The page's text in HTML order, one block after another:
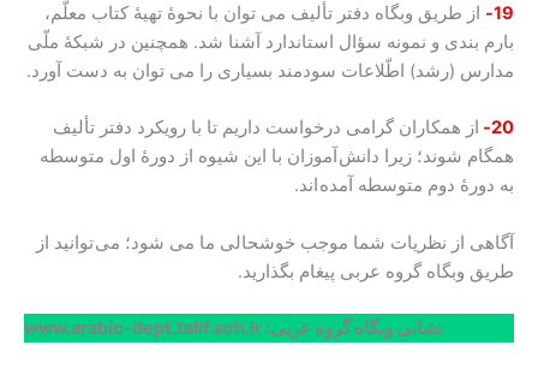
19-
از طریق وبگاه دفتر تألیف می توان با نحوۀ تهیۀ کتاب معلّم،
بارم بندی و نمونه سؤال استاندارد آشنا شد. همچنین در شبکۀ ملّی
مدارس (رشد) اطّلاعات سودمند بسیاری را می توان به دست آورد.
20-
از همکاران گرامی درخواست داریم تا با رویکرد دفتر تألیف
همگام شوند؛ زیرا دانش آموزان با این شیوه از دورۀ اول متوسطه
به دورۀ دوم متوسطه آمده اند.
آگاهی از نظریات شما موجب خوشحالی ما می شود؛ می توانید از
طریق وبگاه گروه عربی پیغام بگذارید.
نشانی وبگاه گروه عربی: www.arabic-dept.talif.sch.ir